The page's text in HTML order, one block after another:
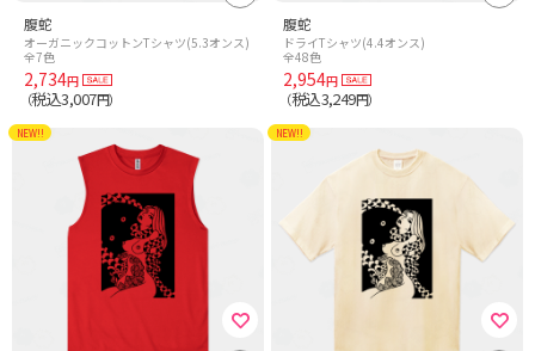
腹蛇
オーガニックコットンTシャツ(5.3オンス)
全7色
2,734円
（税込3,007円）
腹蛇
ドライTシャツ(4.4オンス)
全48色
2,954円
（税込3,249円）
NEW!! NEW!!